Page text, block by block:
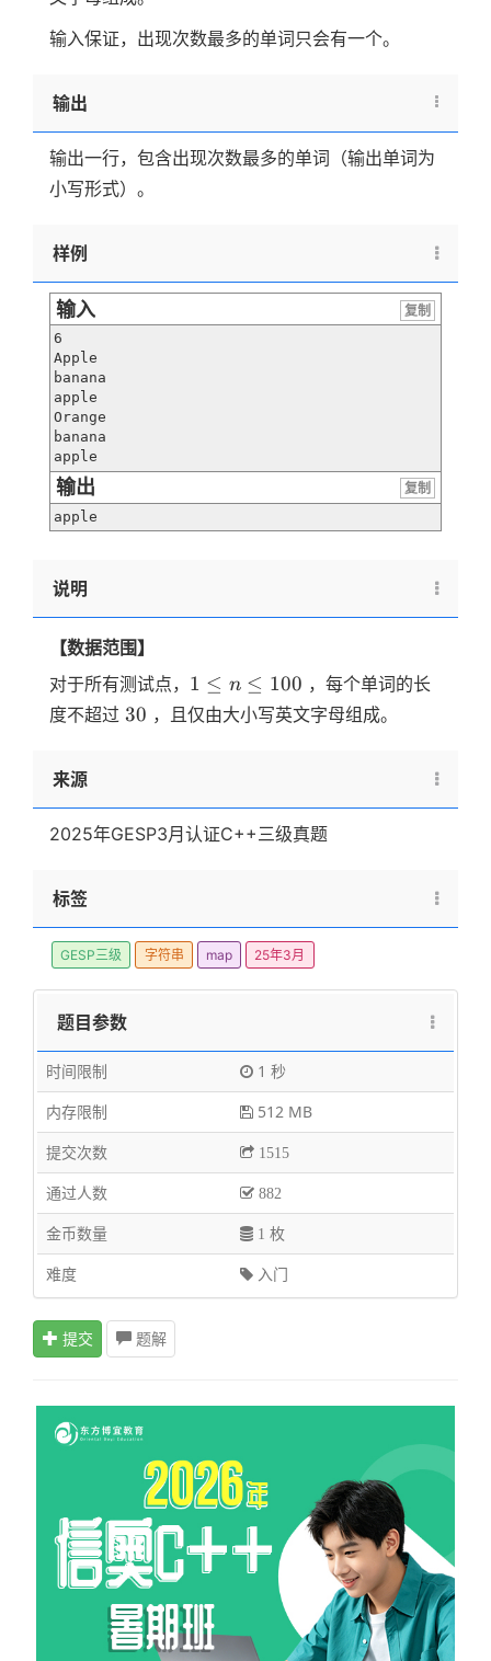
输入保证，出现次数最多的单词只会有一个。
输出
输出一行，包含出现次数最多的单词（输出单词为
小写形式）。
样例
输入
复制
6
Apple
banana
apple
Orange
banana
apple
输出
复制
apple
说明
【数据范围】
对于所有测试点， 1
\le
n
1 ≤ n ≤ 100 ，每个单词的长
度不超过 30
30 ，且仅由大小写英文字母组成。
来源
2025年GESP3月认证C++三级真题
标签
GESP三级 字符串 map 25年3月
题目参数
时间限制
1 秒
内存限制
512 MB
提交次数
1515
通过人数 882
金币数量 1 枚
难度 入门
提交 题解